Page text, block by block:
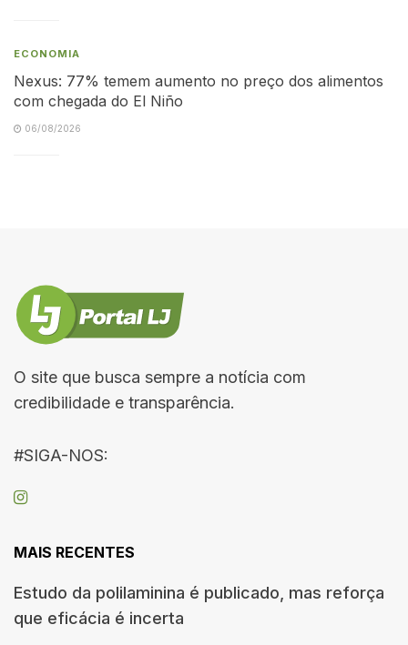
ECONOMIA
Nexus: 77% temem aumento no preço dos alimentos
com chegada do El Niño
06/08/2026
O site que busca sempre a notícia com
credibilidade e transparência.
#SIGA-NOS:
MAIS RECENTES
Estudo da polilaminina é publicado, mas reforça
que eficácia é incerta